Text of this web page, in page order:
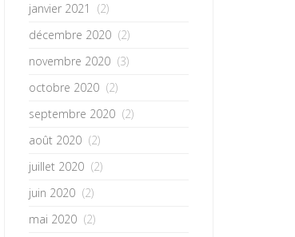
janvier 2021
(2)
décembre 2020 (2)
novembre 2020 (3)
octobre 2020 (2)
septembre 2020 (2)
août 2020 (2)
juillet 2020 (2)
juin 2020 (2)
mai 2020 (2)